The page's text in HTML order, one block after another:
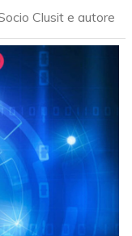
Clusit e autore